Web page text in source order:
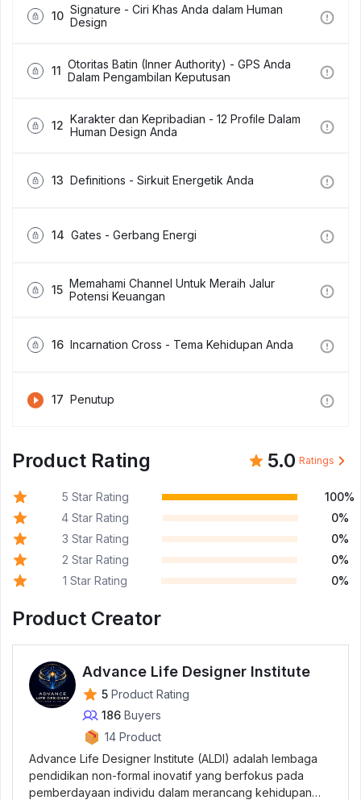
10 Signature - Ciri Khas Anda dalam Human
Design
11 Otoritas Batin (Inner Authority) - GPS Anda
Dalam Pengambilan Keputusan
12 Karakter dan Kepribadian - 12 Profile Dalam
Human Design Anda
13 Definitions - Sirkuit Energetik Anda
14 Gates - Gerbang Energi
15 Memahami Channel Untuk Meraih Jalur
Potensi Keuangan
16 Incarnation Cross - Tema Kehidupan Anda
17 Penutup
Product Rating 5.0 Ratings
5 Star Rating
100%
4 Star Rating
0%
3 Star Rating
0%
2 Star Rating
0%
1 Star Rating
0%
Product Creator
Advance Life Designer Institute
5 Product Rating
186 Buyers
14 Product
Advance Life Designer Institute (ALDI) adalah lembaga
pendidikan non-formal inovatif yang berfokus pada
pemberdayaan individu dalam merancang kehidupan